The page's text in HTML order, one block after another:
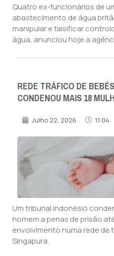
Quatro ex-funcionários de
abastecimento de água
manipular e falsificar
água, anunciou hoje a
REDE TRÁFICO DE
CONDENOU MAIS 18
Julho 22, 2026 11:04
Um tribunal indonésio
homem a penas de prisão
envolvimento numa rede de
Singapura.